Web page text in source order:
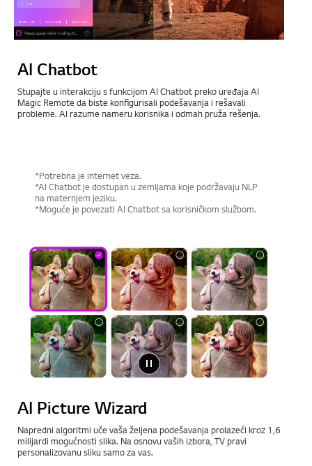
AI Chatbot
Stupajte u interakciju s funkcijom AI Chatbot preko uređaja AI
Magic Remote da biste konfigurisali podešavanja i rešavali
probleme. AI razume nameru korisnika i odmah pruža rešenja.
*Potrebna je internet veza.
*AI Chatbot je dostupan u zemljama koje podržavaju NLP
na maternjem jeziku.
*Moguće je povezati AI Chatbot sa korisničkom službom.
AI Picture Wizard
Napredni algoritmi uče vaša željena podešavanja prolazeći kroz 1,6
milijardi mogućnosti slika. Na osnovu vaših izbora, TV pravi
personalizovanu sliku samo za vas.